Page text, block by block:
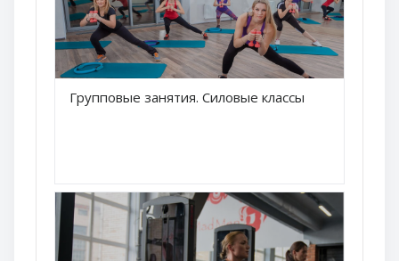
Краткое название курса
Групповые занятия. Силовые классы